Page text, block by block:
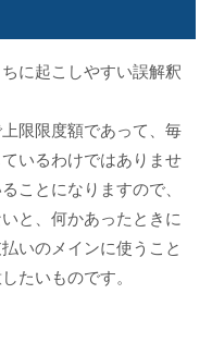
に起こしやすい誤解釈
限限度額であって、毎
いるわけではありませ
ことになりますので、
と、何かあったときに
いのメインに使うこと
たいものです。